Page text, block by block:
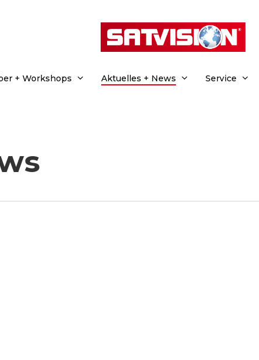
+ Workshops Aktuelles + News Service